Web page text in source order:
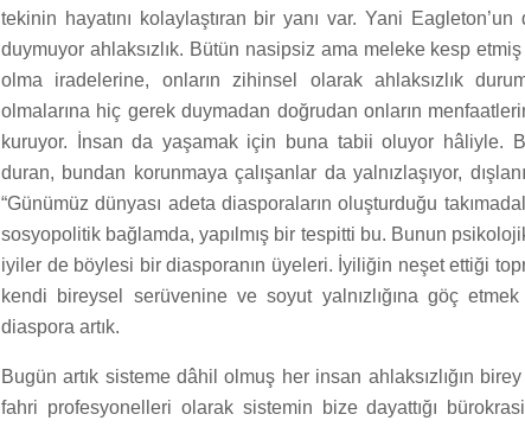
tekinin hayatını kolaylaştıran bir yanı var. Yani
duymuyor ahlaksızlık. Bütün nasipsiz ama meleke kesp
olma iradelerine, onların zihinsel olarak ahlaksızlık
olmalarına hiç gerek duymadan doğrudan onların
kuruyor. İnsan da yaşamak için buna tabii oluyor hâliyle.
duran, bundan korunmaya çalışanlar da yalnızlaşıyor,
“Günümüz dünyası adeta diasporaların oluşturduğu
sosyopolitik bağlamda, yapılmış bir tespitti bu. Bunun
iyiler de böylesi bir diasporanın üyeleri. İyiliğin neşet ettiği
kendi bireysel serüvenine ve soyut yalnızlığına göç
diaspora artık.
Bugün artık sisteme dâhil olmuş her insan ahlaksızlığın
fahri profesyonelleri olarak sistemin bize dayattığı